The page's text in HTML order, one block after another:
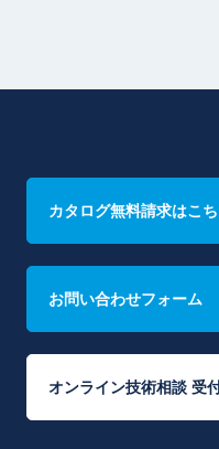
カタログ無料請求はこ
お問い合わせフォーム
オンライン技術相談 受